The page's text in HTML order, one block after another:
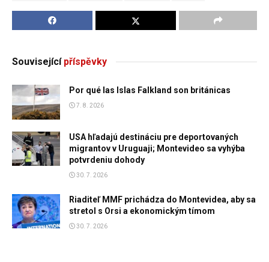
Souvisejícípříspěvky
Por qué las Islas Falkland son británicas
7. 8. 2026
USA hľadajú destináciu pre deportovaných
migrantov v Uruguaji; Montevideo sa vyhýba
potvrdeniu dohody
30. 7. 2026
Riaditeľ MMF prichádza do Montevidea, aby sa
stretol s Orsi a ekonomickým tímom
30. 7. 2026